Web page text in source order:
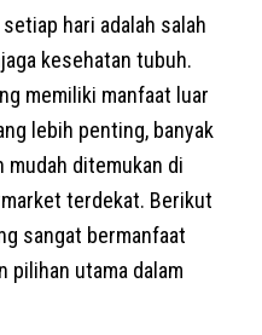
hari adalah salah
kesehatan tubuh.
memiliki manfaat luar
lebih penting, banyak
mudah ditemukan di
terdekat. Berikut
sangat bermanfaat
pilihan utama dalam